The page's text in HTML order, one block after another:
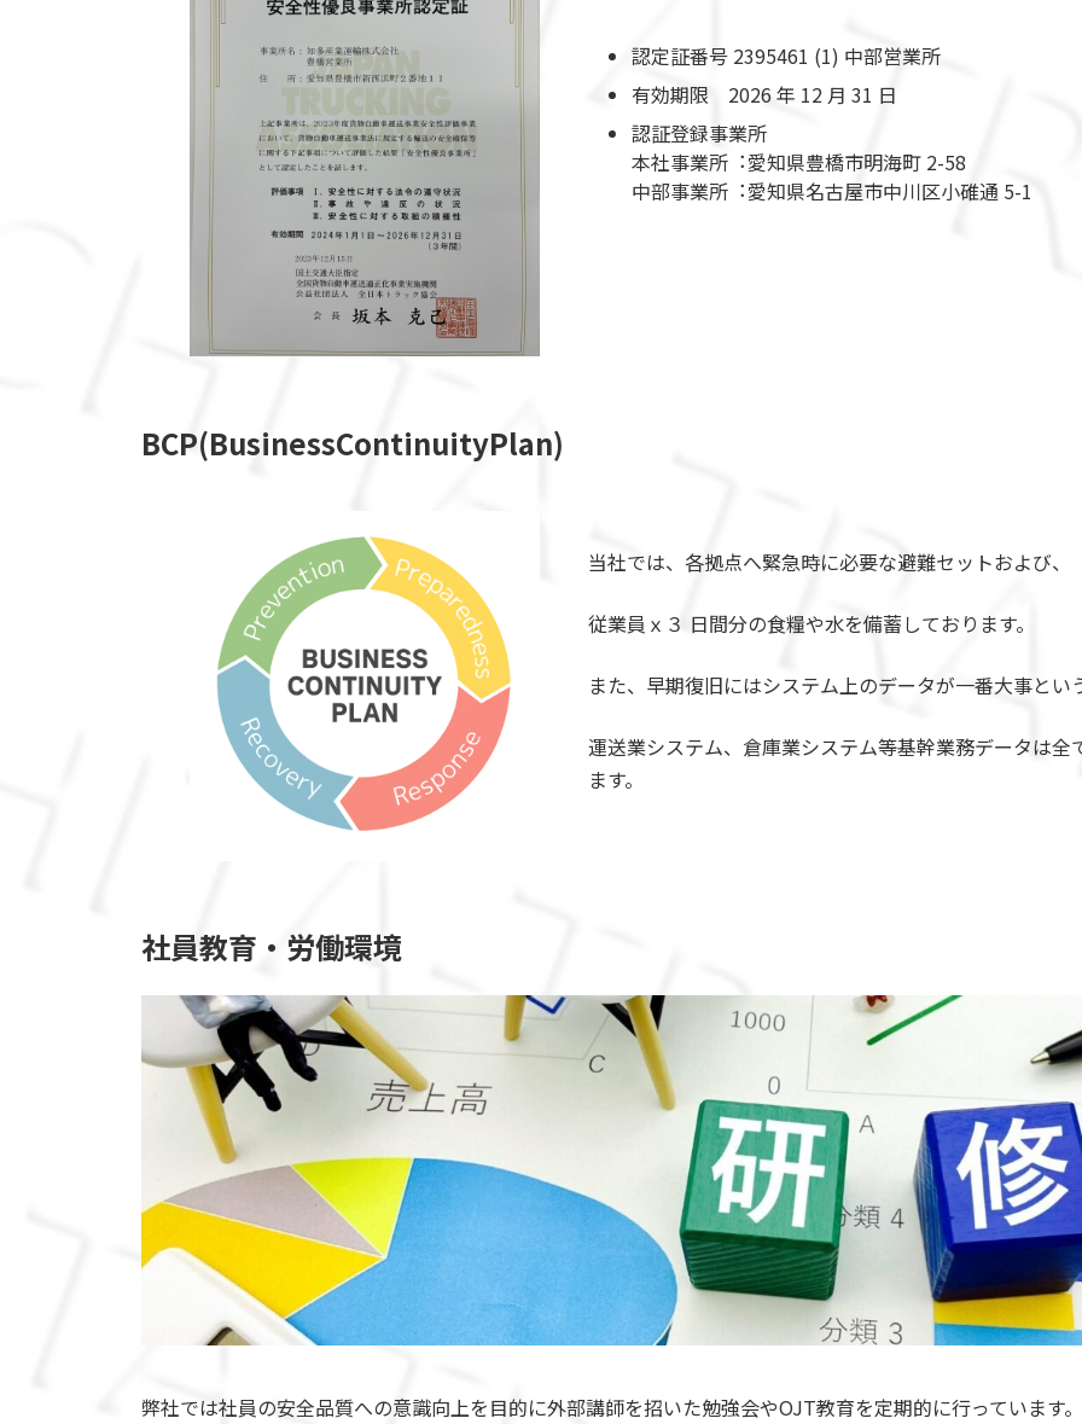
認定証番号 2395461 (1) 中部営業所
有効期限 2026 年 12 月 31 日
認証登録事業所
本社事業所︓愛知県豊橋市明海町 2-58
中部事業所︓愛知県名古屋市中川区小碓通 5-1
BCP(BusinessContinuityPlan)
当社では、各拠点へ緊急時に必要な避難セットおよび、
従業員ｘ３ 日間分の食糧や水を備蓄しております。
また、早期復旧にはシステム上のデータが一番大事とい
運送業システム、倉庫業システム等基幹業務データは
ます。
社員教育 ・ 労働環境
弊社では社員の安全品質への意識向上を目的に外部講師を招いた勉強会やOJT教育を定期的に行っています